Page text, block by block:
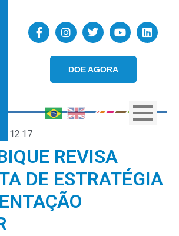
DOE AGORA
12:17
REVISA
DE ESTRATÉGIA